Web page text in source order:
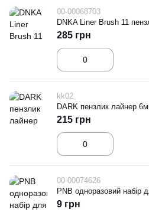
00-00068703
DNKA Liner Brush 11
285 грн
kk02
DARK пензлик лайнер
215 грн
00-00074626
PNB одноразовий набір
9 грн